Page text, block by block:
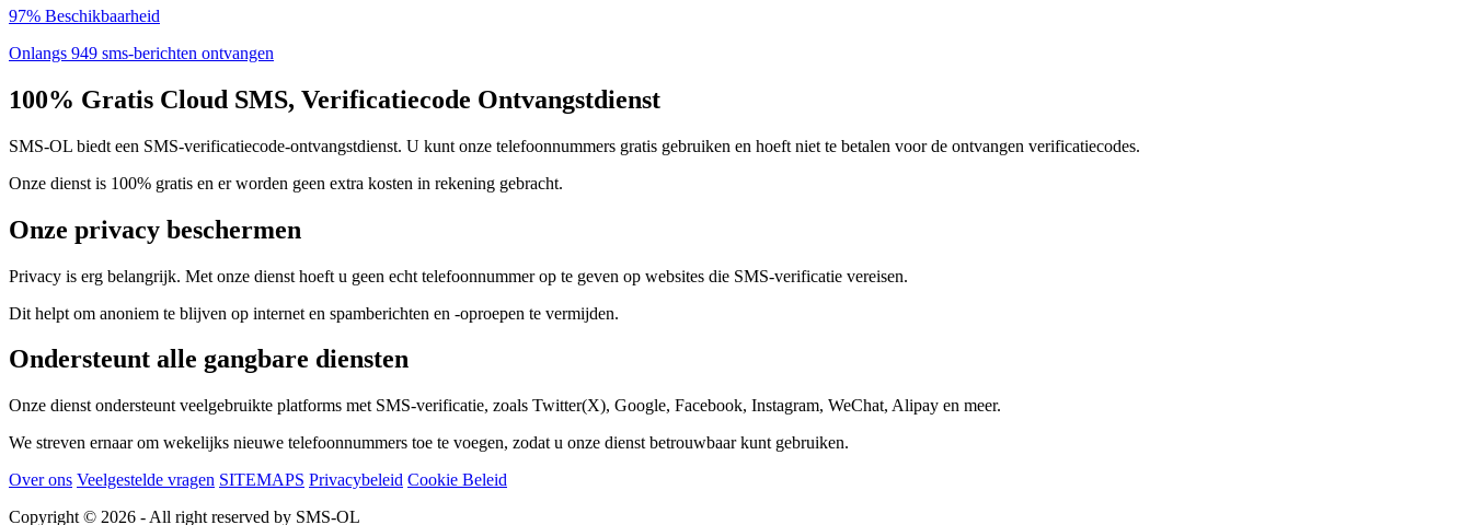
97% Beschikbaarheid
Onlangs 949 sms-berichten ontvangen
100% Gratis Cloud SMS, Verificatiecode Ontvangstdienst
SMS-OL biedt een SMS-verificatiecode-ontvangstdienst. U kunt onze telefoonnummers gratis gebruiken en hoeft niet te betalen voor de ontvangen verificatiecodes.
Onze dienst is 100% gratis en er worden geen extra kosten in rekening gebracht.
Onze privacy beschermen
Privacy is erg belangrijk. Met onze dienst hoeft u geen echt telefoonnummer op te geven op websites die SMS-verificatie vereisen.
Dit helpt om anoniem te blijven op internet en spamberichten en -oproepen te vermijden.
Ondersteunt alle gangbare diensten
Onze dienst ondersteunt veelgebruikte platforms met SMS-verificatie, zoals Twitter(X), Google, Facebook, Instagram, WeChat, Alipay en meer.
We streven ernaar om wekelijks nieuwe telefoonnummers toe te voegen, zodat u onze dienst betrouwbaar kunt gebruiken.
Over ons Veelgestelde vragen SITEMAPS Privacybeleid Cookie Beleid
Copyright © 2026 - All right reserved by SMS-OL